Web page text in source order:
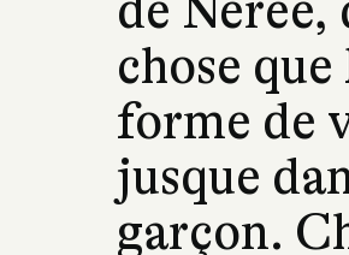
chose
forme de
jusque
garçon.